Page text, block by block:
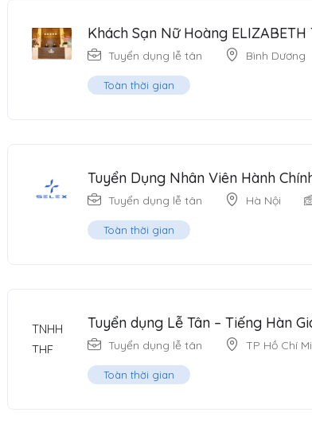
Khách Sạn Nữ Hoàng
Tuyển dụng lễ tân Bình Dương
Toàn thời gian
Tuyển Dụng Nhân Viên Hành
Tuyển dụng lễ tân Hà Nội
Toàn thời gian
Tuyển dụng Lễ Tân – Tiếng Hàn
Tuyển dụng lễ tân TP Hồ Chí
Toàn thời gian